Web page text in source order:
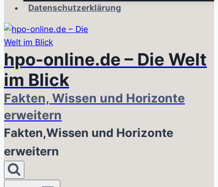
Datenschutzerklärung
hpo-online.de – Die Welt
im Blick
Fakten, Wissen und Horizonte
erweitern
Fakten,Wissen und Horizonte
erweitern